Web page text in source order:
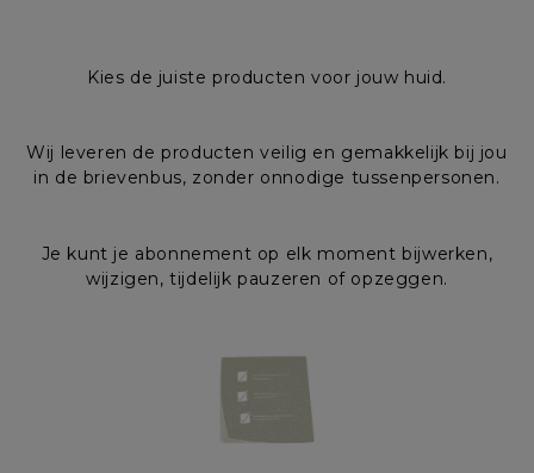
Kies de juiste producten voor jouw huid.
Wij leveren de producten veilig en gemakkelijk bij jou
in de brievenbus, zonder onnodige tussenpersonen.
Je kunt je abonnement op elk moment bijwerken,
wijzigen, tijdelijk pauzeren of opzeggen.